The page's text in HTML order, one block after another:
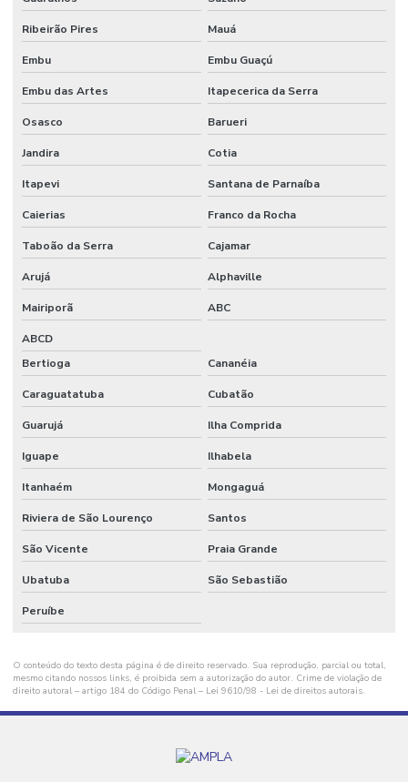
Filmes Plásticos Para Medicamentos
Filmes Plásticos Recicláveis Para Alimentos
Filmes Técnicos Para Embalagem E Protetores
Filmes Técnicos Personalizados Para Setores
Fornecedor De Aparas Plásticas
Fornecedor De Embalagens Técnicas Para Eletrônicos
Fornecedor De Filme Técnico Sob Demanda
Fornecedor De Filmes Técnicos Personalizados
Fornecedor De Grãos De Plástico
Fornecedor De Grãos De Plástico Preto
Fornecedor De Plásticos Recuperados
Fornecedor De Sacos Plásticos
Fornecedores De Bobinas E Filmes Plásticos
Fornecimento De Aparas Plásticas
Fornecimento De Aparas Plásticas Para Indústria
Grãos De Plástico
Grãos De Plástico Canela
Ribeirão Pires Mauá
Embu Embu Guaçú
Embu das Artes Itapecerica da Serra
Osasco Barueri
Jandira Cotia
Itapevi Santana de Parnaíba
Caierias Franco da Rocha
Taboão da Serra Cajamar
Arujá Alphaville
Mairiporã ABC
ABCD
Bertioga
Cananéia
Caraguatatuba Cubatão
Guarujá Ilha Comprida
Iguape Ilhabela
Itanhaém Mongaguá
Riviera de São Lourenço Santos
São Vicente Praia Grande
Ubatuba São Sebastião
Peruíbe
O conteúdo do texto desta página é de direito reservado. Sua reprodução, parcial ou total,
mesmo citando nossos links, é proibida sem a autorização do autor. Crime de violação de
direito autoral – artigo 184 do Código Penal – Lei 9610/98 - Lei de direitos autorais.